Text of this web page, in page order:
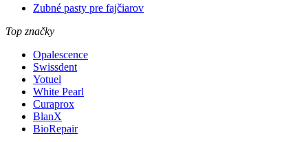
Zubné pasty pre fajčiarov
Top značky
Opalescence
Swissdent
Yotuel
White Pearl
Curaprox
BlanX
BioRepair